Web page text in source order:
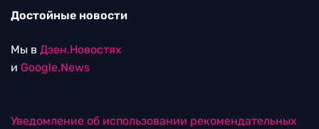
Достойные новости
Мы в Дзен.Новостях
и Google.News
Уведомление об использовании рекомендательных